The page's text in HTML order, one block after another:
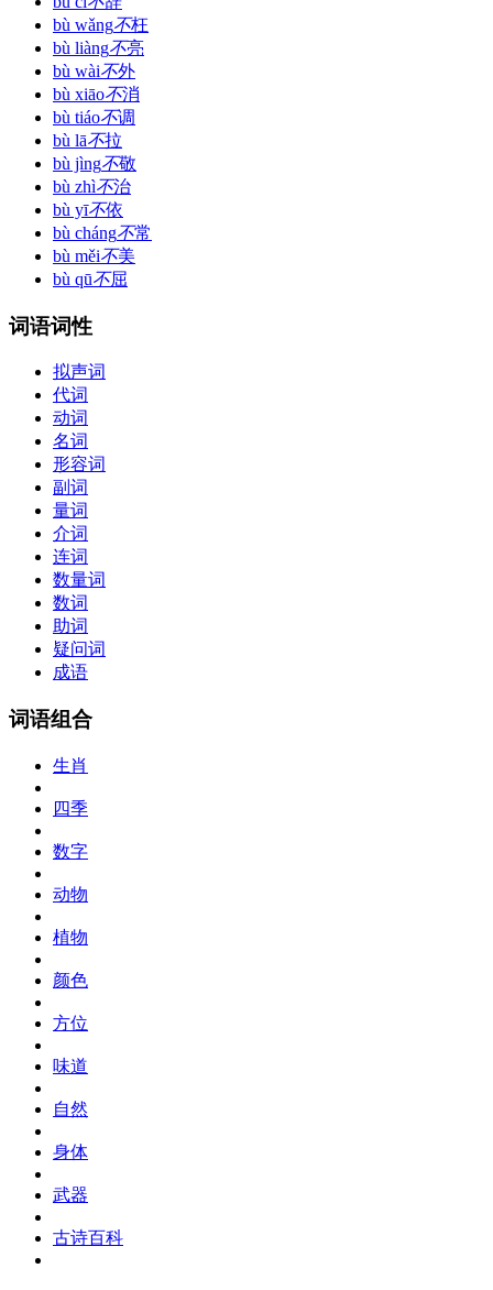
bù wǎng不枉
bù liàng不亮
bù wài不外
bù xiāo不消
bù tiáo不调
bù lā不拉
bù jìng不敬
bù zhì不治
bù yī不依
bù cháng不常
bù měi不美
bù qū不屈
词语词性
拟声词
代词
动词
名词
形容词
副词
量词
介词
连词
数量词
数词
助词
疑问词
成语
词语组合
生肖
四季
数字
动物
植物
颜色
方位
味道
自然
身体
武器
古诗百科